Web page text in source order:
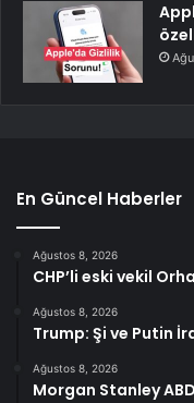
En Güncel Haberler
Ağustos 8, 2026
CHP’li eski vekil
Ağustos 8, 2026
Trump: Şi ve Putin
Ağustos 8, 2026
Morgan Stanley